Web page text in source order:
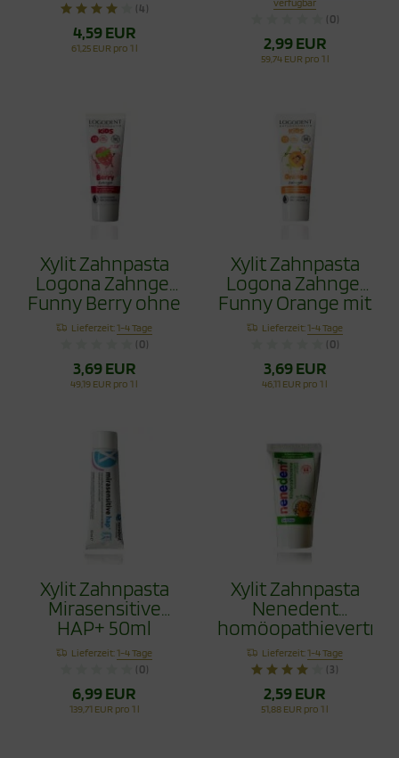
(4)
4,59 EUR
61,25 EUR pro 1 l
(0)
2,99 EUR
59,74 EUR pro 1 l
Xylit Zahnpasta
Logona Zahngel
Funny Berry ohne
Fluorid 75ml
Lieferzeit:1-4 Tage
(0)
3,69 EUR
49,19 EUR pro 1 l
Xylit Zahnpasta
Logona Zahngel
Funny Orange mit
Hydroxyapapitit
75ml
Lieferzeit:1-4 Tage
(0)
3,69 EUR
46,11 EUR pro 1 l
Xylit Zahnpasta
Mirasensitive
HAP+ 50ml
Lieferzeit:1-4 Tage
(0)
6,99 EUR
139,71 EUR pro 1 l
Xylit Zahnpasta
Nenedent
50ml
Lieferzeit:1-4 Tage
(3)
2,59 EUR
51,88 EUR pro 1 l